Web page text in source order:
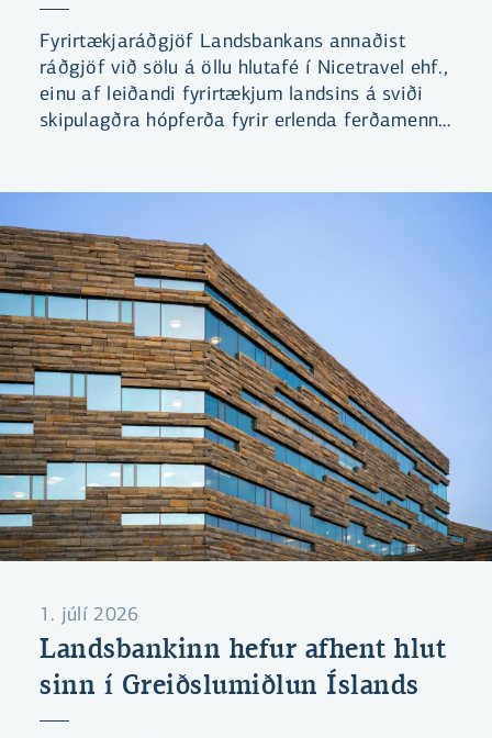
Fyrirtækjaráðgjöf Landsbankans annaðist
ráðgjöf við sölu á öllu hlutafé í Nicetravel ehf.,
einu af leiðandi fyrirtækjum landsins á sviði
skipulagðra hópferða fyrir erlenda ferðamenn.
1. júlí 2026
Landsbankinn hefur afhent hlut
sinn í Greiðslumiðlun Íslands